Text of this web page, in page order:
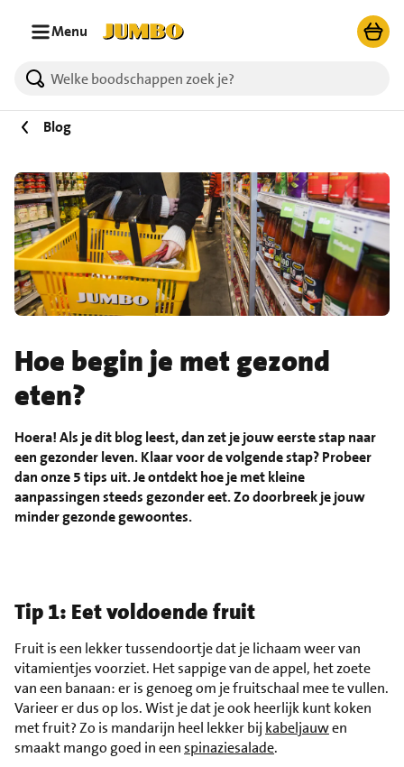
Menu
Blog
Hoe begin je met gezond
eten?
Hoera! Als je dit blog leest, dan zet je jouw eerste stap naar
een gezonder leven. Klaar voor de volgende stap? Probeer
dan onze 5 tips uit. Je ontdekt hoe je met kleine
aanpassingen steeds gezonder eet. Zo doorbreek je jouw
minder gezonde gewoontes.
Tip 1: Eet voldoende fruit
Fruit is een lekker tussendoortje dat je lichaam weer van
vitamientjes voorziet. Het sappige van de appel, het zoete
van een banaan: er is genoeg om je fruitschaal mee te vullen.
Varieer er dus op los. Wist je dat je ook heerlijk kunt koken
met fruit? Zo is mandarijn heel lekker bij kabeljauwen
smaakt mango goed in eenspinaziesalade.